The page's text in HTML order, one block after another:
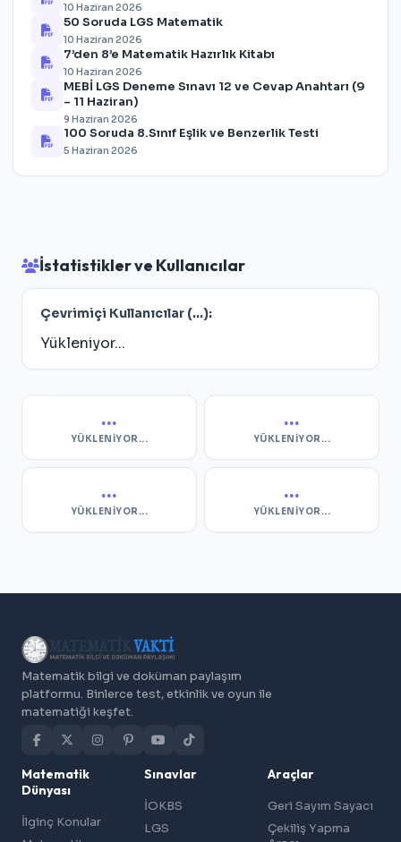
10 Haziran 2026
50 Soruda LGS Matematik
10 Haziran 2026
7’den 8’e Matematik Hazırlık Kitabı
10 Haziran 2026
MEBİ LGS Deneme Sınavı 12 ve Cevap Anahtarı (9
– 11 Haziran)
9 Haziran 2026
100 Soruda 8.Sınıf Eşlik ve Benzerlik Testi
5 Haziran 2026
İstatistikler ve Kullanıcılar
Çevrimiçi Kullanıcılar (...):
Yükleniyor...
...
YÜKLENIYOR...
...
YÜKLENIYOR...
...
YÜKLENIYOR...
...
YÜKLENIYOR...
Matematik bilgi ve doküman paylaşım
platformu. Binlerce test, etkinlik ve oyun ile
matematiği keşfet.
Matematik
Dünyası
İlginç Konular
Sınavlar
İOKBS
LGS
Araçlar
Geri Sayım Sayacı
Çekiliş Yapma